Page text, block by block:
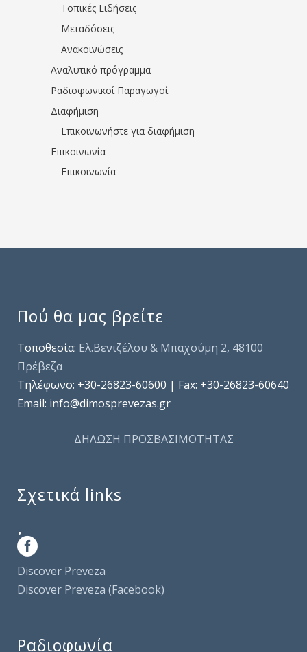
Τοπικές Ειδήσεις
Μεταδόσεις
Ανακοινώσεις
Αναλυτικό πρόγραμμα
Ραδιοφωνικοί Παραγωγοί
Διαφήμιση
Επικοινωνήστε για διαφήμιση
Επικοινωνία
Επικοινωνία
Πού θα μας βρείτε
Τοποθεσία: Ελ.Βενιζέλου & Μπαχούμη 2, 48100
Πρέβεζα
Τηλέφωνo: +30-26823-60600 | Fax: +30-26823-60640
Email: info@dimosprevezas.gr
ΔΗΛΩΣΗ ΠΡΟΣΒΑΣΙΜΟΤΗΤΑΣ
Σχετικά links
.
Discover Preveza
Discover Preveza (Facebook)
Ραδιοφωνία